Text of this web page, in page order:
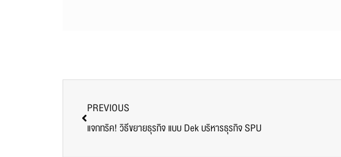
PREVIOUS
แจกทริค! วิธีขยายธุรกิจ แบบ Dek บริหารธุรกิจ SPU